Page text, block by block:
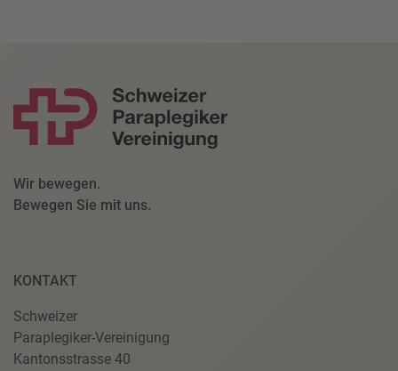
Wir bewegen.
Bewegen Sie mit uns.
KONTAKT
Schweizer
Paraplegiker-Vereinigung
Kantonsstrasse 40